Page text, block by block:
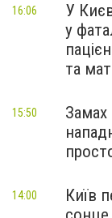
У
у
та
16:06
Замах
15:50
Київ
14:00